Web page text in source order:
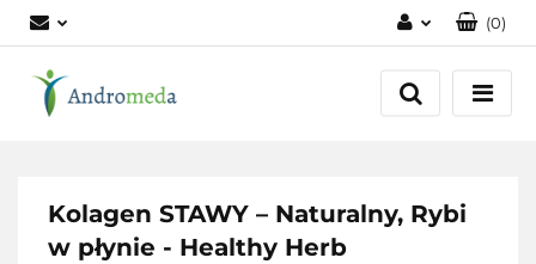
Zaloguj się
Zarejestruj się
(0)
Kolagen STAWY – Naturalny, Rybi
w płynie - Healthy Herb